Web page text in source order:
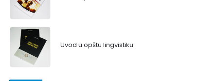
Uvod u opštu lingvistiku